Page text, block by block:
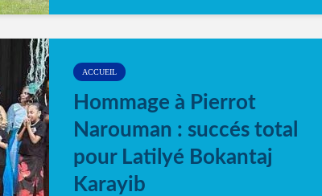
ACCUEIL
Hommage à Pierrot
Narouman : succés total
pour Latilyé Bokantaj
Karayib